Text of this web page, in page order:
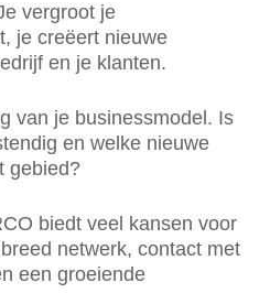
vergroot je
je creëert nieuwe
en je klanten.
van je businessmodel. Is
en welke nieuwe
gebied?
biedt veel kansen voor
netwerk, contact met
een groeiende